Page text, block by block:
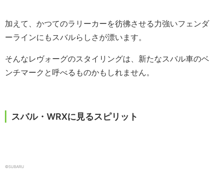
加えて、かつてのラリーカーを彷彿させる力強いフェンダ
ーラインにもスバルらしさが漂います。
そんなレヴォーグのスタイリングは、新たなスバル車のベ
ンチマークと呼べるものかもしれません。
スバル・WRXに見るスピリット
©SUBARU